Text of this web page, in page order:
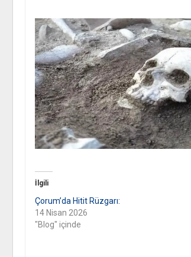
İlgili
Çorum’da Hitit Rüzgarı:
14 Nisan 2026
"Blog" içinde